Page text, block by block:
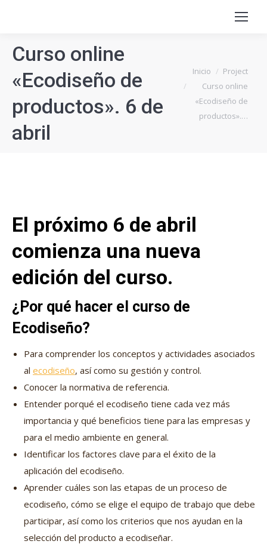
Curso online
«Ecodiseño de
productos». 6 de
abril
Estás aquí:
Inicio
Project
Curso online
«Ecodiseño de
productos».…
El próximo 6 de abril
comienza una nueva
edición del curso.
¿Por qué hacer el curso de
Ecodiseño?
Para comprender los conceptos y actividades asociados
al ecodiseño, así como su gestión y control.
Conocer la normativa de referencia.
Entender porqué el ecodiseño tiene cada vez más
importancia y qué beneficios tiene para las empresas y
para el medio ambiente en general.
Identificar los factores clave para el éxito de la
aplicación del ecodiseño.
Aprender cuáles son las etapas de un proceso de
ecodiseño, cómo se elige el equipo de trabajo que debe
participar, así como los criterios que nos ayudan en la
selección del producto a ecodiseñar.